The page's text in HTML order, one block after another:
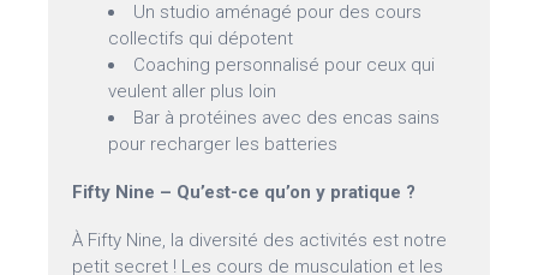
Un studio aménagé pour des cours
collectifs qui dépotent
Coaching personnalisé pour ceux qui
veulent aller plus loin
Bar à protéines avec des encas sains
pour recharger les batteries
Fifty Nine – Qu’est-ce qu’on y pratique ?
À Fifty Nine, la diversité des activités est notre
petit secret ! Les cours de musculation et les